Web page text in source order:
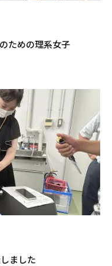
ための理系女子
ました